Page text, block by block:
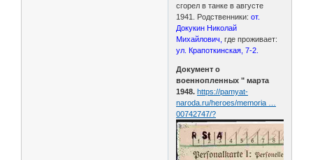
сгорел в танке в августе
1941. Родственники: от.
Докукин Николай
Михайлович, где проживает:
ул. Крапоткинская, 7-2.
Документ о
военнопленных " марта
1948. https://pamyat-
naroda.ru/heroes/memoria …
00742747/?